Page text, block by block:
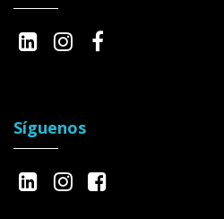
Síguenos